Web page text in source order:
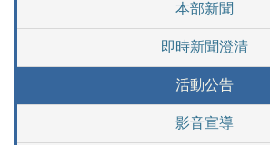
本部新聞
即時新聞澄清
活動公告
影音宣導